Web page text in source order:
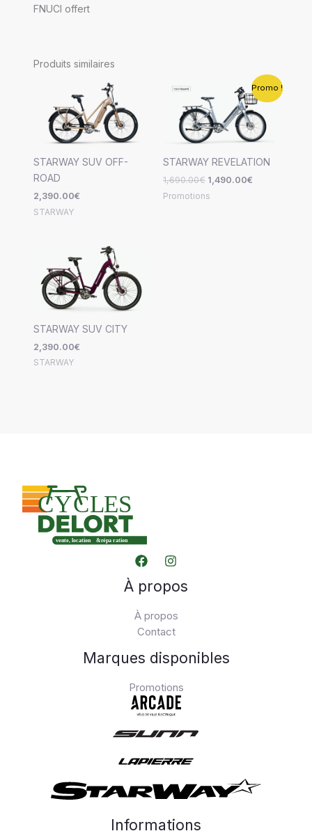
FNUCI offert
Produits similaires
STARWAY SUV OFF-
ROAD
2,390.00€
STARWAY
Promo !
STARWAY REVELATION
1,690.00€
initial
était :
1,690.00€.
1,490.00€
Le
prix
actuel
est :
1,490.00€.
Promotions
STARWAY SUV CITY
2,390.00€
STARWAY
À propos
À propos
Contact
Marques disponibles
Promotions
Informations